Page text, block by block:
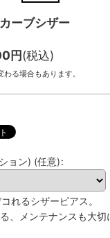
ーブシザー
円(税込)
る場合もあります。
ョン) (任意):
れるシザーピアス。
、メンテナンスも大